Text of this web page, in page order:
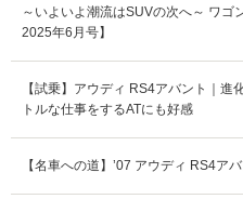
～いよいよ潮流はSUVの次へ～ ワゴ
2025年6月号】
【試乗】アウディ RS4アバント｜
トルな仕事をするATにも好感
【名車への道】’07 アウディ RS4アバ